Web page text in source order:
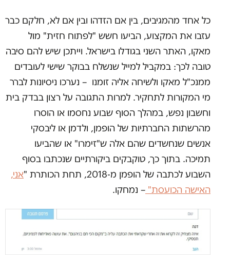
כל אחד מהמגיבים, בין אם הזדהו ובין אם לא, חלקם כבר
עזבו את המקצוע, הביעו חשש "לפתוח חזית" מול
מאקו, האתר השני בגודלו בישראל. וייתכן שיש להם סיבה
טובה לכך: במקביל למייל שנשלח בבוקר שישי לעובדים
ממנכ"ל מאקו ולשיחה אליה זומנו – נערכו ניסיונות לברר
מי המקורות לתחקיר. למרות התגובה על רצון בבדק בית
וחשבון נפש, במהלך הסוף שבוע נחסמו או הוסרו
מהרשתות החברתיות של הופמן, ולדמן או ליבסקי
אנשים שנחשדים שהם אלה ש"זימרו" או שהביעו
תמיכה. בתוך כך, טוקבקים ביקורתיים שנכתבו בסוף
השבוע לכתבה של הופמן מ-2018, תחת הכותרת "
אני,
האישה הכועסת" – נמחקו.